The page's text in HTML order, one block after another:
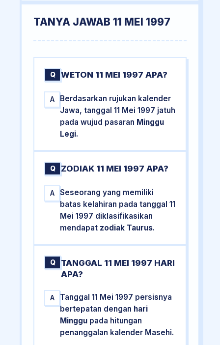
TANYA JAWAB 11 MEI 1997
Q WETON 11 MEI 1997 APA?
A
Berdasarkan rujukan kalender
Jawa, tanggal 11 Mei 1997 jatuh
pada wujud pasaran Minggu
Legi.
Q ZODIAK 11 MEI 1997 APA?
A
Seseorang yang memiliki
batas kelahiran pada tanggal 11
Mei 1997 diklasifikasikan
mendapat zodiak Taurus.
Q
TANGGAL 11 MEI 1997 HARI
APA?
A
Tanggal 11 Mei 1997 persisnya
bertepatan dengan hari
Minggu pada hitungan
penanggalan kalender Masehi.